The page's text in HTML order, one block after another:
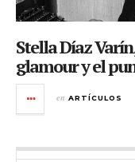
Stella Díaz
glamour y el
en ARTÍCULOS